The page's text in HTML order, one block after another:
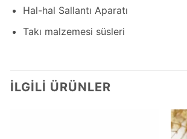
Hal-hal Sallantı Aparatı
Takı malzemesi süsleri
İLGILI ÜRÜNLER